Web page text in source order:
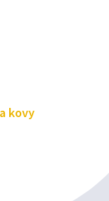
kovy